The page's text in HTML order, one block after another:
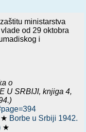
ministarstva
od 29 oktobra
i
o
U SRBIJI, knjiga 4,
★ Borbe u Srbiji 1942.
★